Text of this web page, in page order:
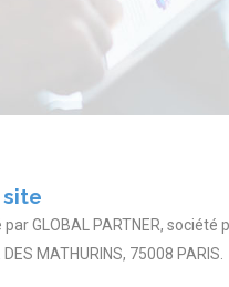
par GLOBAL PARTNER,
MATHURINS, 75008 PARIS.